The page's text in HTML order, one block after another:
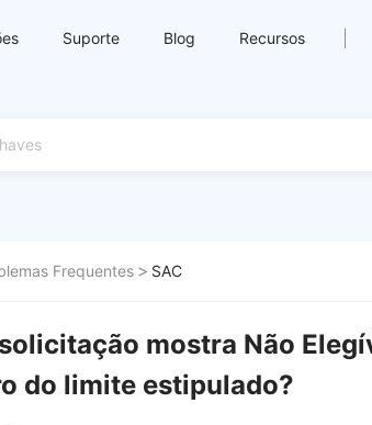
Suporte Blog Recursos
Frequentes SAC
mostra Não
do limite estipulado?